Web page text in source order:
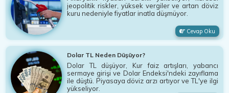
jeopolitik riskler, yüksek vergiler ve artan döviz
kuru nedeniyle fiyatlar inatla düşmüyor.
Cevap Oku
Dolar TL Neden Düşüyor?
Dolar TL düşüyor, Kur faiz artışları, yabancı
sermaye girişi ve Dolar Endeksi'ndeki zayıflama
ile düştü. Piyasaya döviz arzı artıyor ve TL'ye ilgi
yükseliyor.